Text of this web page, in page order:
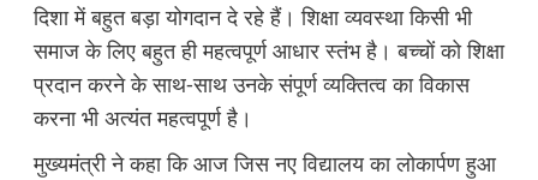
दिशा में बहुत बड़ा योगदान दे रहे हैं। शिक्षा व्यवस्था किसी भी
समाज के लिए बहुत ही महत्वपूर्ण आधार स्तंभ है। बच्चों को शिक्षा
प्रदान करने के साथ-साथ उनके संपूर्ण व्यक्तित्व का विकास
करना भी अत्यंत महत्वपूर्ण है।
मुख्यमंत्री ने कहा कि आज जिस नए विद्यालय का लोकार्पण हुआ